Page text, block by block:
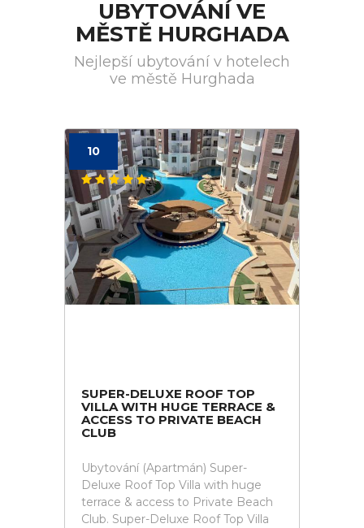
UBYTOVÁNÍ VE
MĚSTĚ HURGHADA
Nejlepší ubytování v hotelech
ve městě Hurghada
10
SUPER-DELUXE ROOF TOP
VILLA WITH HUGE TERRACE &
ACCESS TO PRIVATE BEACH
CLUB
Ubytování (Apartmán) Super-
Deluxe Roof Top Villa with huge
terrace & access to Private Beach
Club. Super-Deluxe Roof Top Villa